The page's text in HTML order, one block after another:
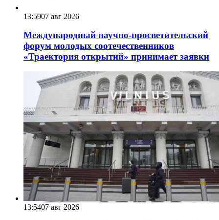
13:5907 авг 2026
Международный научно-просветительский
форум молодых соотечественников
«Траектория открытий» принимает заявки
13:5407 авг 2026